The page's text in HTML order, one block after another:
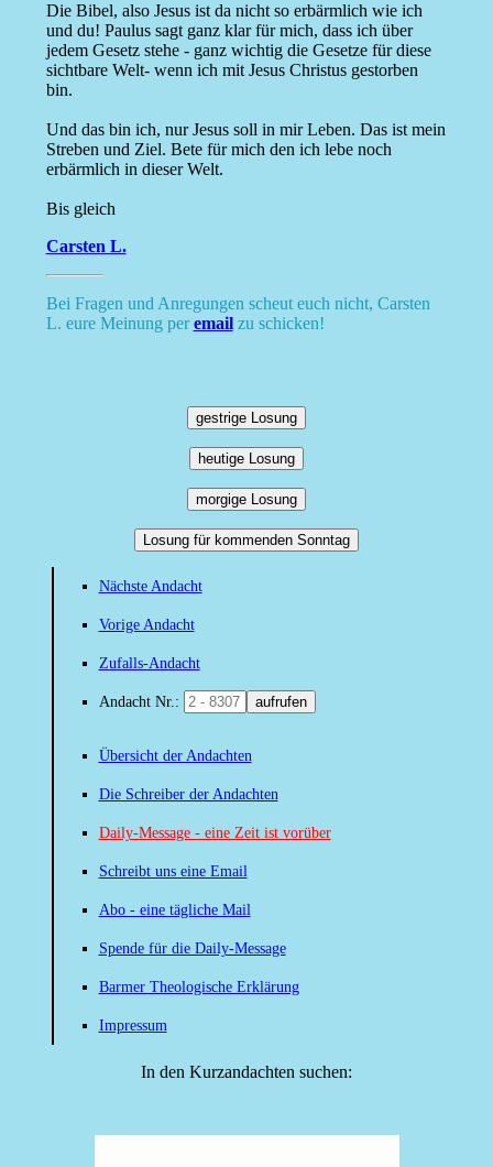
Die Bibel, also Jesus ist da nicht so erbärmlich wie ich
und du! Paulus sagt ganz klar für mich, dass ich über
jedem Gesetz stehe - ganz wichtig die Gesetze für diese
sichtbare Welt- wenn ich mit Jesus Christus gestorben
bin.
Und das bin ich, nur Jesus soll in mir Leben. Das ist mein
Streben und Ziel. Bete für mich den ich lebe noch
erbärmlich in dieser Welt.
Bis gleich
Carsten L.
Bei Fragen und Anregungen scheut euch nicht, Carsten
L. eure Meinung peremailzu schicken!
gestrige Losung
heutige Losung
morgige Losung
Losung für kommenden Sonntag
Nächste Andacht
Vorige Andacht
Zufalls-Andacht
Andacht Nr.: aufrufen
Übersicht der Andachten
Die Schreiber der Andachten
Daily-Message - eine Zeit ist vorüber
Schreibt uns eine Email
Abo - eine tägliche Mail
Spende für die Daily-Message
Barmer Theologische Erklärung
Impressum
In den Kurzandachten suchen: